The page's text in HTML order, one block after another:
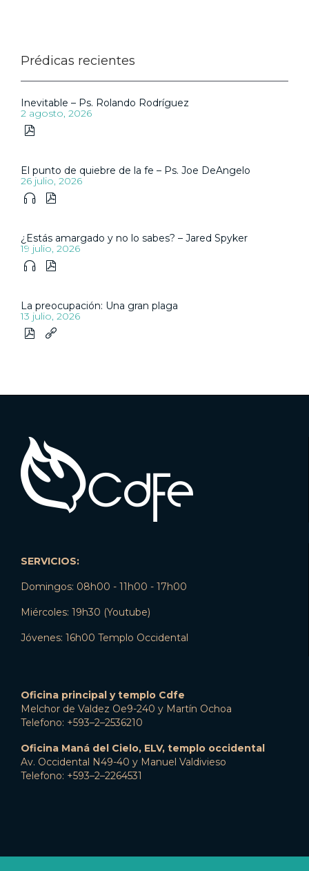
Prédicas recientes
Inevitable – Ps. Rolando Rodríguez
2 agosto, 2026

El punto de quiebre de la fe – Ps. Joe DeAngelo
26 julio, 2026
 
¿Estás amargado y no lo sabes? – Jared Spyker
19 julio, 2026
 
La preocupación: Una gran plaga
13 julio, 2026
 
SERVICIOS:
Domingos: 08h00 - 11h00 - 17h00
Miércoles: 19h30 (Youtube)
Jóvenes: 16h00 Templo Occidental
Oficina principal y templo Cdfe
Melchor de Valdez Oe9-240 y Martín Ochoa
Telefono: +593–2–2536210
Oficina Maná del Cielo, ELV, templo occidental
Av. Occidental N49-40 y Manuel Valdivieso
Telefono: +593–2–2264531